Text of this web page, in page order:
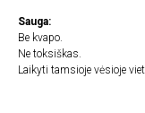
Sauga:
Be kvapo.
Ne toksiškas.
Laikyti tamsioje vėsioje